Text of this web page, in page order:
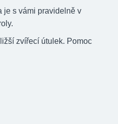
je s vámi pravidelně v
zvířecí útulek. Pomoc